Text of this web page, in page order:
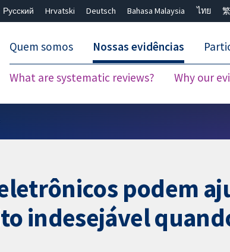
Русский Hrvatski Deutsch Bahasa Malaysia ไทย
Quem somos Nossas evidências
What are systematic reviews? Why our
podem
indesejável